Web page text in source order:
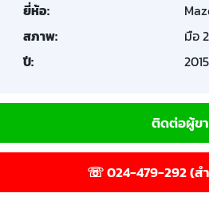
ยี่ห้อ:
สภาพ:
มือ 2
ปี:
2015
ติดต่อผู้ข
☏ 024-479-292 (ส